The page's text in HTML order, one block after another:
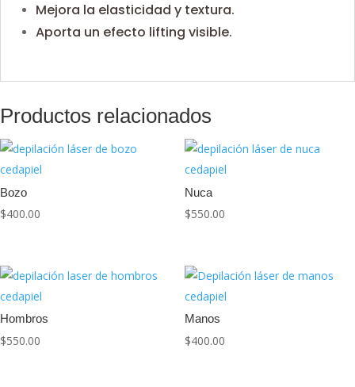
Mejora la elasticidad y textura.
Aporta un efecto lifting visible.
Productos relacionados
Bozo
$400.00
Nuca
$550.00
Hombros
$550.00
Manos
$400.00